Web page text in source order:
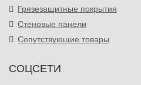
Грязезащитные покрытия
Стеновые панели
Сопутствующие товары
СОЦСЕТИ